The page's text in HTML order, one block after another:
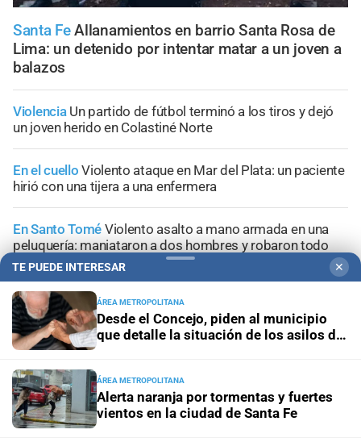
Santa Fe Allanamientos en barrio Santa Rosa de
Lima: un detenido por intentar matar a un joven a
balazos
Violencia Un partido de fútbol terminó a los tiros y dejó
un joven herido en Colastiné Norte
En el cuello Violento ataque en Mar del Plata: un paciente
hirió con una tijera a una enfermera
En Santo Tomé Violento asalto a mano armada en una
peluquería: maniataron a dos hombres y robaron todo
Tercer gradoCórdoba: un nene llevó un arma de fuego al
colegio y activaron un operativo de seguridad
+Información General
TE PUEDE INTERESAR ✕
ÁREA METROPOLITANA
Desde el Concejo, piden al municipio
que detalle la situación de los asilos de
ÁREA METROPOLITANA
Alerta naranja por tormentas y fuertes
vientos en la ciudad de Santa Fe